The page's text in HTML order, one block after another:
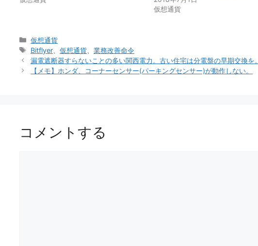
仮想通貨
カ
テ
ゴ
リ
仮想通貨
タ
グ
Bitflyer 、仮想通貨 、業務改善命令
漏電遮断器すらないことの多い関西電力。古い住宅は分電盤の早期交換を。
【メモ】ホンダ、コーナーセンサー(パーキングセンサー)が動作しない。
コメントする